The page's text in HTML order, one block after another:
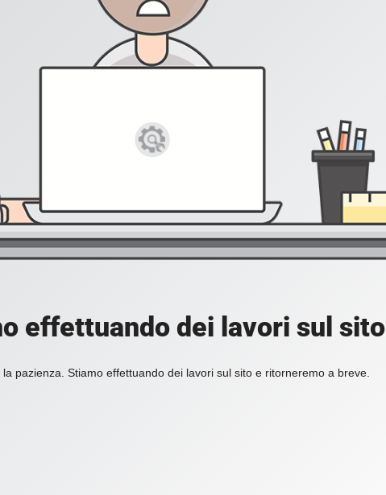
effettuando dei lavori sul sito
pazienza. Stiamo effettuando dei lavori sul sito e ritorneremo a breve.